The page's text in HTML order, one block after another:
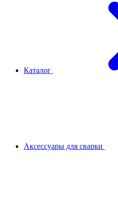
Каталог
Аксессуары для сварки